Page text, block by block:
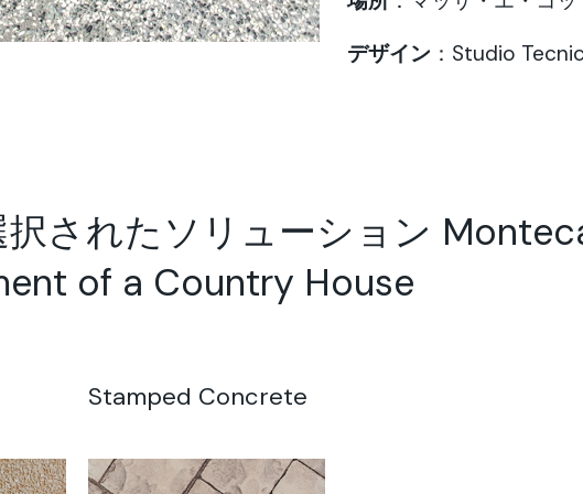
デザイン ： Studio
されたソリューション
of a Country House
Stamped Concrete